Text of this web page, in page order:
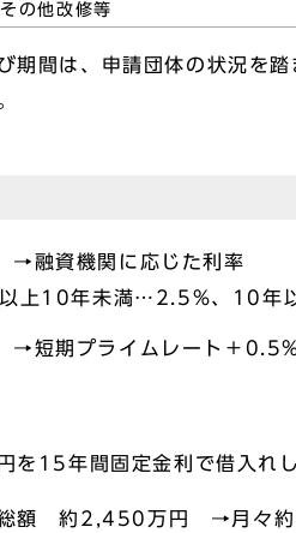
、その他改修等
間は、申請団体の状況を踏
金利 →融資
上10年未満…2.5%、10年
→短期プライムレート＋
を15年間固定金利で借入れ
約2,450万円 →月々約16